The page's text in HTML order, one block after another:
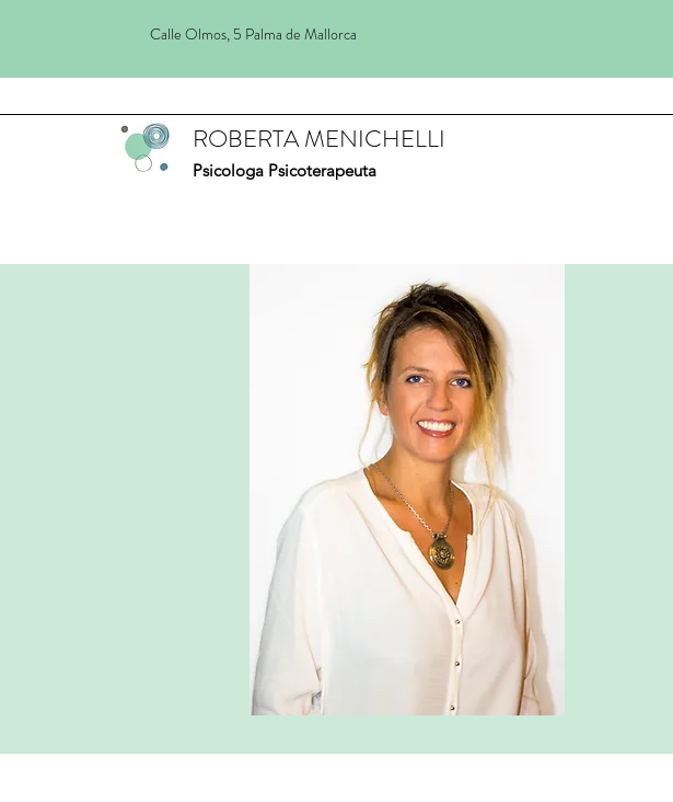
Calle Olmos, 5 Palma de Mallorca
ROBERTA MENICHELLI
Psicologa Psicoterapeuta